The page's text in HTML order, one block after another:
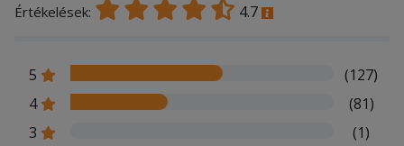
Értékelések: 4.7
5
(127)
4
(81)
3
(1)